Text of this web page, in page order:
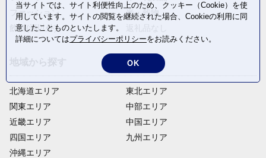
ファッション
米・穀物
飲料(酒以外)
北海道エリア
関東エリア
近畿エリア
四国エリア
沖縄エリア
東北エリア
中部エリア
中国エリア
九州エリア
当サイトでは、サイト利便性向上のため、クッキー（Cookie）を使
用しています。サイトの閲覧を継続された場合、Cookieの利用に同
意したことものといたします。
詳細についてはプライバシーポリシーをお読みください。
OK